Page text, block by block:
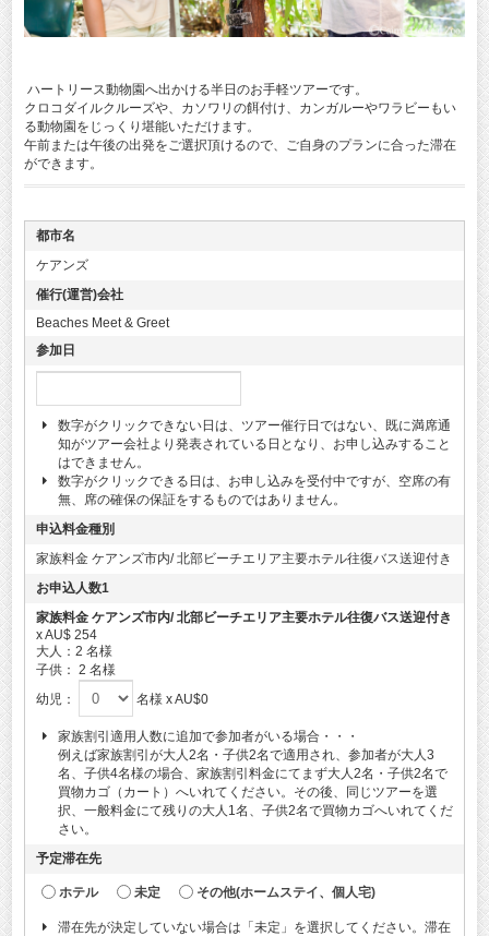
ハートリース動物園へ出かける半日のお手軽ツアーです。
クロコダイルクルーズや、カソワリの餌付け、カンガルーやワラビーもい
る動物園をじっくり堪能いただけます。
午前または午後の出発をご選択頂けるので、ご自身のプランに合った滞在
ができます。
都市名
ケアンズ
催行(運営)会社
Beaches Meet & Greet
参加日
数字がクリックできない日は、ツアー催行日ではない、既に満席通
知がツアー会社より発表されている日となり、お申し込みすること
はできません。
数字がクリックできる日は、お申し込みを受付中ですが、空席の有
無、席の確保の保証をするものではありません。
申込料金種別
家族料金 ケアンズ市内/ 北部ビーチエリア主要ホテル往復バス送迎付き
お申込人数1
家族料金 ケアンズ市内/ 北部ビーチエリア主要ホテル往復バス送迎付き
x AU$ 254
大人： 2 名様
子供： 2 名様
幼児：
名様 x AU$0
家族割引適用人数に追加で参加者がいる場合・・・
例えば家族割引が大人2名・子供2名で適用され、参加者が大人3
名、子供4名様の場合、家族割引料金にてまず大人2名・子供2名で
買物カゴ（カート）へいれてください。その後、同じツアーを選
択、一般料金にて残りの大人1名、子供2名で買物カゴへいれてくだ
さい。
予定滞在先
ホテル 未定 その他(ホームステイ、個人宅)
滞在先が決定していない場合は「未定」を選択してください。滞在